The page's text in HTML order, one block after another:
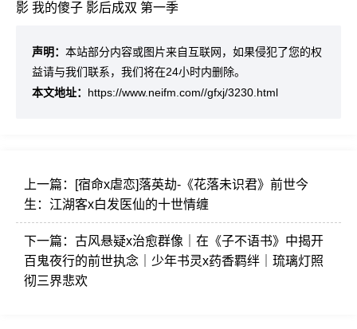
影 我的傻子 影后成双 第一季
声明： 本站部分内容或图片来自互联网，如果侵犯了您的权
益请与我们联系，我们将在24小时内删除。
本文地址： https://www.neifm.com//gfxj/3230.html
上一篇：
[宿命x虐恋]落英劫-《花落未识君》前世今
生：江湖客x白发医仙的十世情缠
下一篇： 古风悬疑x治愈群像｜在《子不语书》中揭开
百鬼夜行的前世执念｜少年书灵x药香羁绊｜琉璃灯照
彻三界悲欢